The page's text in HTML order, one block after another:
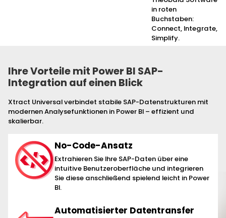
Ihre Vorteile mit Power BI SAP-
Integration auf einen Blick
Xtract Universal verbindet stabile SAP-Datenstrukturen mit
modernen Analysefunktionen in Power BI – effizient und
skalierbar.
No-Code-Ansatz
Extrahieren Sie Ihre SAP-Daten über eine
intuitive Benutzeroberfläche und integrieren
Sie diese anschließend spielend leicht in Power
BI.
Automatisierter Datentransfer